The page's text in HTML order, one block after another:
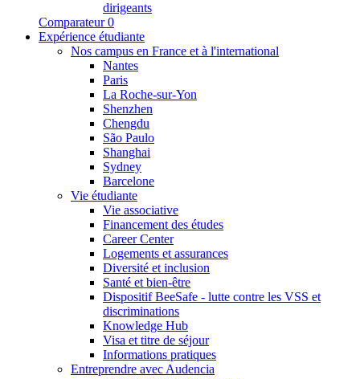
dirigeants
Comparateur 0
Expérience étudiante
Nos campus en France et à l'international
Nantes
Paris
La Roche-sur-Yon
Shenzhen
Chengdu
São Paulo
Shanghai
Sydney
Barcelone
Vie étudiante
Vie associative
Financement des études
Career Center
Logements et assurances
Diversité et inclusion
Santé et bien-être
Dispositif BeeSafe - lutte contre les VSS et
discriminations
Knowledge Hub
Visa et titre de séjour
Informations pratiques
Entreprendre avec Audencia